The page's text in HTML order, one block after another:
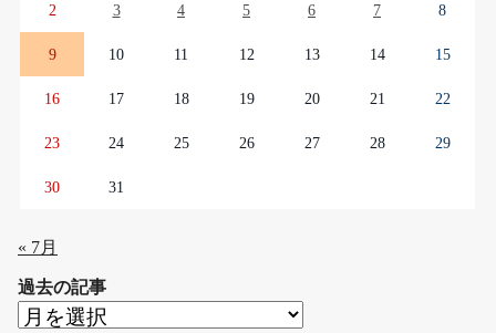
2 3 4 5 6 7 8
9 10 11 12 13 14 15
16 17 18 19 20 21 22
23 24 25 26 27 28 29
30 31
« 7月
過去の記事
過